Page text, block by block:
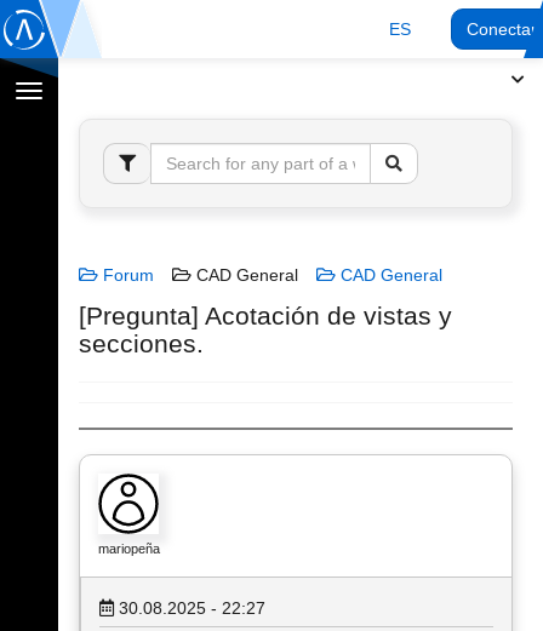
ES
Cambiar
navegación
Forum CAD General CAD General
[Pregunta] Acotación de vistas y
secciones.
mariopeña
30.08.2025 - 22:27